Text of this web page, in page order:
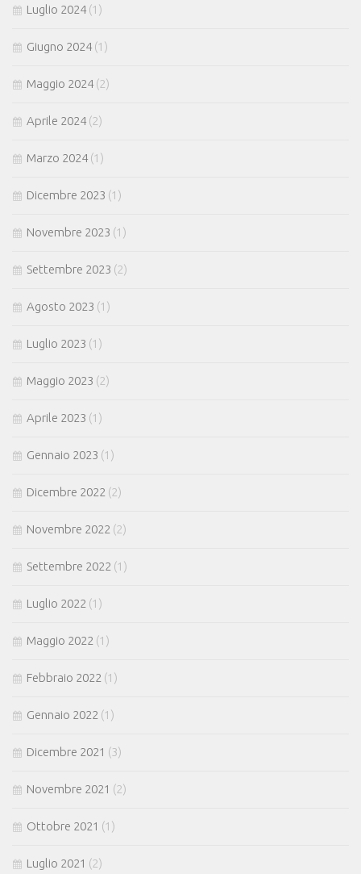
Luglio 2024 (1)
Giugno 2024 (1)
Maggio 2024 (2)
Aprile 2024 (2)
Marzo 2024 (1)
Dicembre 2023 (1)
Novembre 2023 (1)
Settembre 2023 (2)
Agosto 2023 (1)
Luglio 2023 (1)
Maggio 2023 (2)
Aprile 2023 (1)
Gennaio 2023 (1)
Dicembre 2022 (2)
Novembre 2022 (2)
Settembre 2022 (1)
Luglio 2022 (1)
Maggio 2022 (1)
Febbraio 2022 (1)
Gennaio 2022 (1)
Dicembre 2021 (3)
Novembre 2021 (2)
Ottobre 2021 (1)
Luglio 2021 (2)